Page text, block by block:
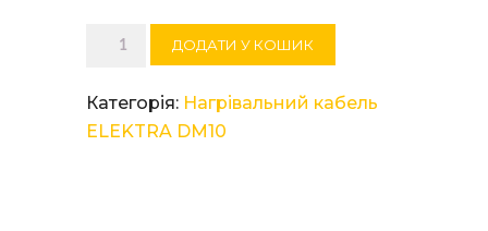
Нагрівальний
кабель
ELEKTRA
DM
ДОДАТИ У КОШИК
Категорія: Нагрівальний кабель
ELEKTRA DM10